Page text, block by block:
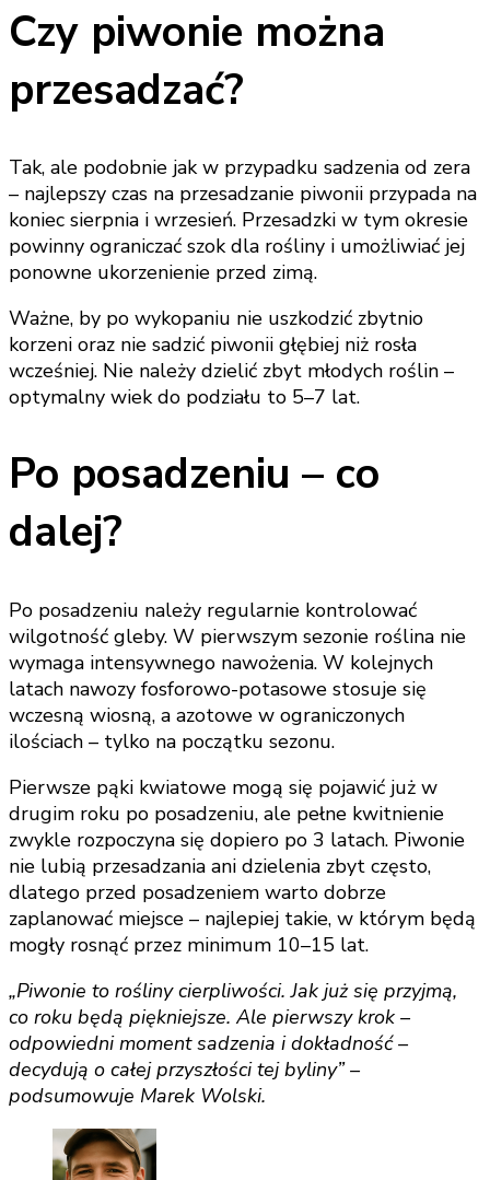
Czy piwonie można
przesadzać?
Tak, ale podobnie jak w przypadku sadzenia od zera
– najlepszy czas na przesadzanie piwonii przypada na
koniec sierpnia i wrzesień. Przesadzki w tym okresie
powinny ograniczać szok dla rośliny i umożliwiać jej
ponowne ukorzenienie przed zimą.
Ważne, by po wykopaniu nie uszkodzić zbytnio
korzeni oraz nie sadzić piwonii głębiej niż rosła
wcześniej. Nie należy dzielić zbyt młodych roślin –
optymalny wiek do podziału to 5–7 lat.
Po posadzeniu – co
dalej?
Po posadzeniu należy regularnie kontrolować
wilgotność gleby. W pierwszym sezonie roślina nie
wymaga intensywnego nawożenia. W kolejnych
latach nawozy fosforowo-potasowe stosuje się
wczesną wiosną, a azotowe w ograniczonych
ilościach – tylko na początku sezonu.
Pierwsze pąki kwiatowe mogą się pojawić już w
drugim roku po posadzeniu, ale pełne kwitnienie
zwykle rozpoczyna się dopiero po 3 latach. Piwonie
nie lubią przesadzania ani dzielenia zbyt często,
dlatego przed posadzeniem warto dobrze
zaplanować miejsce – najlepiej takie, w którym będą
mogły rosnąć przez minimum 10–15 lat.
„Piwonie to rośliny cierpliwości. Jak już się przyjmą,
co roku będą piękniejsze. Ale pierwszy krok –
odpowiedni moment sadzenia i dokładność –
decydują o całej przyszłości tej byliny” –
podsumowuje Marek Wolski.